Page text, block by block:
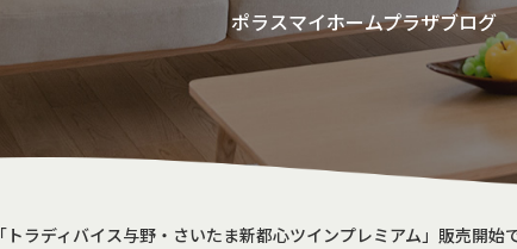
ポラスマイホームプラザブログ
「トラディバイス与野・さいたま新都心ツインプレミアム」販売開始